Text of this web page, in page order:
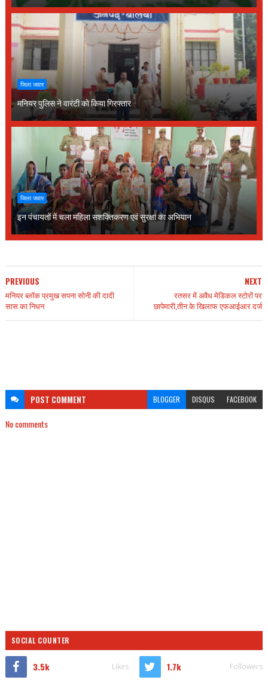
जिला जवार
मनियर पुलिस ने वारंटी को किया गिरफ्तार
जिला जवार
इन पंचायतों में चला महिला सशक्तिकरण एवं सुरक्षा का अभियान
NEXT
रतसर में अवैध मेडिकल स्टोरों पर
छापेमारी,तीन के खिलाफ एफआईआर दर्ज
PREVIOUS
मनियर ब्लॉक प्रमुख सपना सोनी की दादी
सास का निधन
POST COMMENT BLOGGER DISQUS FACEBOOK
No comments
SOCIAL COUNTER
3.5k Likes 1.7k Followers